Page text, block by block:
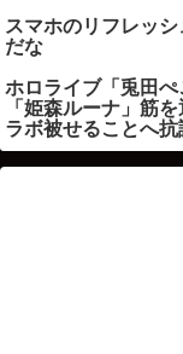
スマホのリフレッ
だな
ホロライブ「兎田
「姫森ルーナ」筋
ラボ被せることへ